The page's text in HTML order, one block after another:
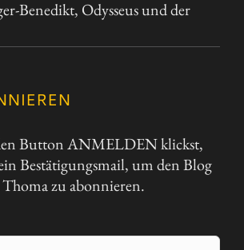
Benedikt, Odysseus und der
Button ANMELDEN klickst,
Bestätigungsmail, um den Blog
zu abonnieren.